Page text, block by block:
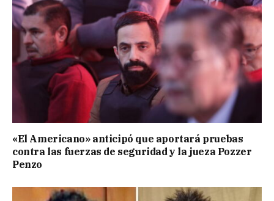
«El Americano» anticipó que aportará pruebas
contra las fuerzas de seguridad y la jueza Pozzer
Penzo